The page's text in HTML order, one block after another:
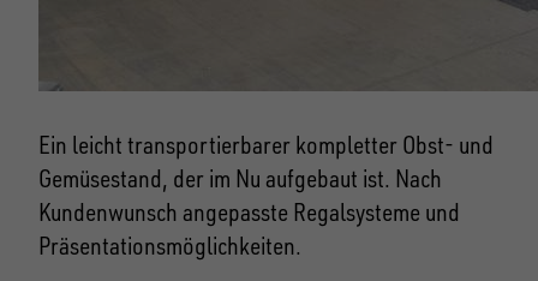
Ein leicht transportierbarer kompletter Obst- und
Gemüsestand, der im Nu aufgebaut ist. Nach
Kundenwunsch angepasste Regalsysteme und
Präsentationsmöglichkeiten.